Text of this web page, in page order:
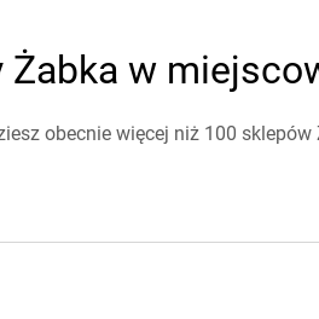
Żabka w
obecnie więcej niż 100 sklepów